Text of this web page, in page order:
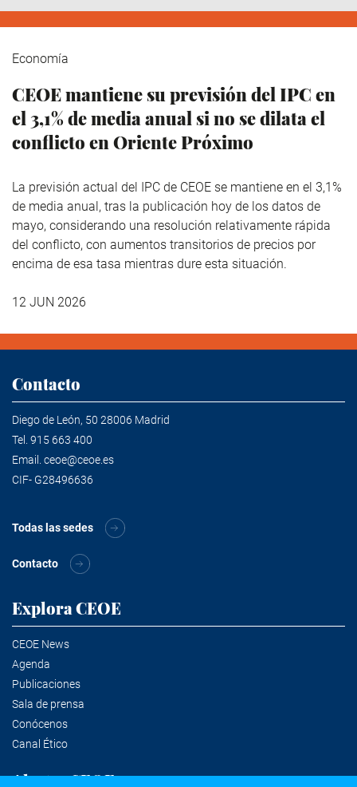
Economía
CEOE mantiene su previsión del IPC en
el 3,1% de media anual si no se dilata el
conflicto en Oriente Próximo
La previsión actual del IPC de CEOE se mantiene en el 3,1%
de media anual, tras la publicación hoy de los datos de
mayo, considerando una resolución relativamente rápida
del conflicto, con aumentos transitorios de precios por
encima de esa tasa mientras dure esta situación.
12 JUN 2026
Contacto
Diego de León, 50 28006 Madrid
Tel. 915 663 400
Email. ceoe@ceoe.es
CIF- G28496636
Todas las sedes
Contacto
Explora CEOE
CEOE News
Agenda
Publicaciones
Sala de prensa
Conócenos
Canal Ético
Alertas CEOE